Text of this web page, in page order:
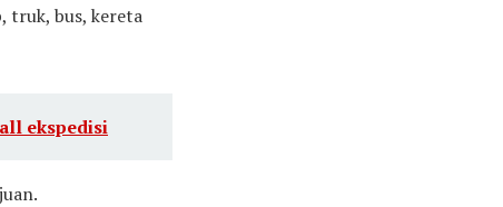
truk, bus, kereta
ekspedisi